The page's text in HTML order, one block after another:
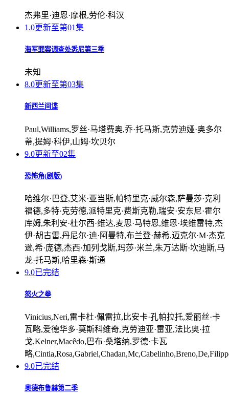
杰弗里·迪恩·摩根,劳伦·科汉
1.0更新至第01集
海军罪案调查处悉尼第三季
未知
8.0更新至第03集
新西兰间谍
Paul,Williams,罗丝·马塔费奥,乔·托马斯,克劳迪娅·奥多尔
蒂,提姆·科伊,山姆·坎贝尔
9.0更新至02集
恐怖角(剧版)
哈维尔·巴登,艾米·亚当斯,帕特里克·威尔森,萨曼莎·克利
福德,多特·克劳德,派特里克·费斯克勒,瑞安·安东尼·霍尔
库姆,朱利安·杜尔西·维达,麦思·马特恩,维恩·埃维雷特,杰
伊·胡古雷,丹尼尔·迪·阿曼特,布兰登·赫希,迈克尔·M·杰克
逊,希·庞德,杰西·加列戈斯,玛莎·米兰,朱万达斯·坎迪斯,马
龙·托马斯,哈里森·斯通
9.0已完结
怒火之拳
Vinicius,Neri,雷卡杜·佩雷拉,比安卡·孔帕拉托,爱丽丝·卡
瓦略,爱德华多·莫斯科维奇,克劳迪亚·雷亚,法比奥·拉
戈,Kelner,Macêdo,巴布·桑塔纳,罗德·卡瓦
略
9.0已完结
奥德布鲁赫第二季